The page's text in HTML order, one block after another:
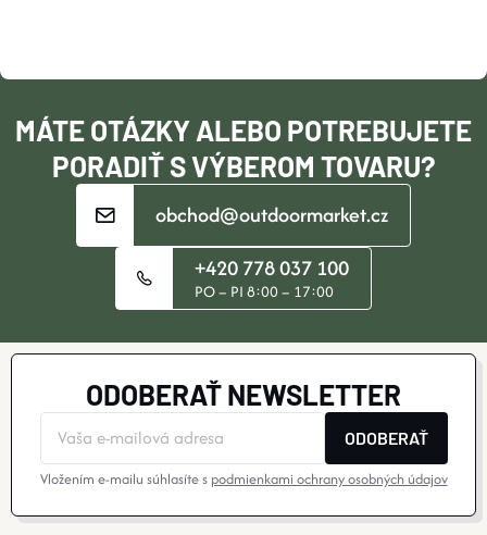
T
MÁTE OTÁZKY ALEBO POTREBUJETE
PORADIŤ S VÝBEROM TOVARU?
obchod@outdoormarket.cz
+420 778 037 100
PO – PI 8:00 – 17:00
ODOBERAŤ NEWSLETTER
ODOBERAŤ
Vložením e-mailu súhlasíte s podmienkami ochrany osobných údajov